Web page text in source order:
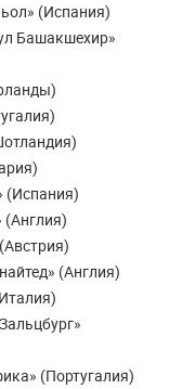
(Испания)
Башакшехир»
(Испания)
(Англия)
(Англия)
(Португалия)